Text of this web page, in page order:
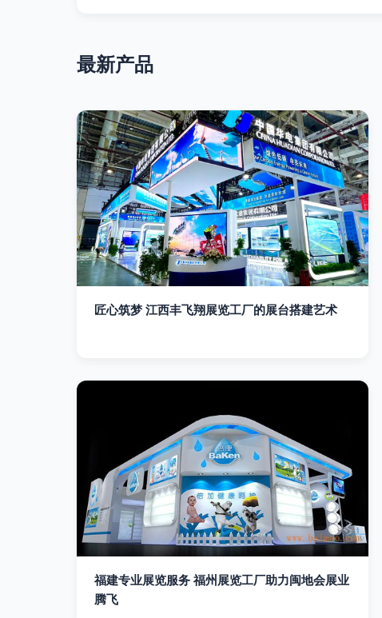
最新产品
匠心筑梦 江西丰飞翔展览工厂的展台搭建艺术
福建专业展览服务 福州展览工厂助力闽地会展业
腾飞